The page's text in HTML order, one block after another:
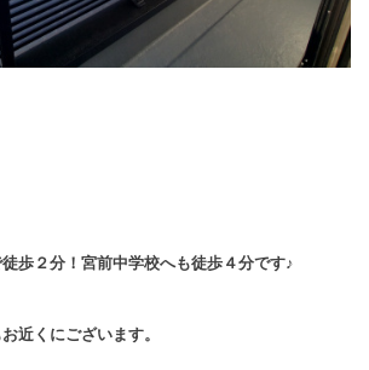
歩２分！宮前中学校へも徒歩４分です♪
近くにございます。